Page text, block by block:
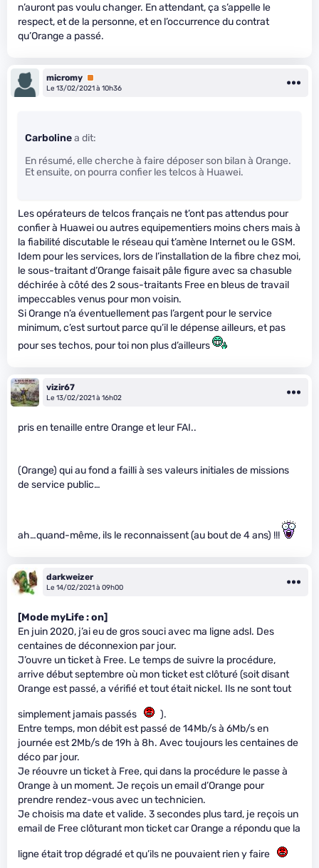
n’auront pas voulu changer. En attendant, ça s’appelle le
respect, et de la personne, et en l’occurrence du contrat
qu’Orange a passé.
micromy Premium
Le 13/02/2021 à 10h36
Carbolinea dit:
En résumé, elle cherche à faire déposer son bilan à Orange.
Et ensuite, on pourra confier les telcos à Huawei.
Les opérateurs de telcos français ne t’ont pas attendus pour
confier à Huawei ou autres equipementiers moins chers mais à
la fiabilité discutable le réseau qui t’amène Internet ou le GSM.
Idem pour les services, lors de l’installation de la fibre chez moi,
le sous-traitant d’Orange faisait pâle figure avec sa chasuble
déchirée à côté des 2 sous-traitants Free en bleus de travail
impeccables venus pour mon voisin.
Si Orange n’a éventuellement pas l’argent pour le service
minimum, c’est surtout parce qu’il le dépense ailleurs, et pas
pour ses techos, pour toi non plus d’ailleurs
vizir67
Le 13/02/2021 à 16h02
pris en tenaille entre Orange et leur FAI..
(Orange) qui au fond a failli à ses valeurs initiales de missions
de service public…
ah…quand-même, ils le reconnaissent (au bout de 4 ans) !!!
darkweizer
Le 14/02/2021 à 09h00
[Mode myLife : on]
En juin 2020, j’ai eu de gros souci avec ma ligne adsl. Des
centaines de déconnexion par jour.
J’ouvre un ticket à Free. Le temps de suivre la procédure,
arrive début septembre où mon ticket est clôturé (soit disant
Orange est passé, a vérifié et tout était nickel. Ils ne sont tout
simplement jamais passés
).
Entre temps, mon débit est passé de 14Mb/s à 6Mb/s en
journée est 2Mb/s de 19h à 8h. Avec toujours les centaines de
déco par jour.
Je réouvre un ticket à Free, qui dans la procédure le passe à
Orange à un moment. Je reçois un email d’Orange pour
prendre rendez-vous avec un technicien.
Je choisis ma date et valide. 3 secondes plus tard, je reçois un
email de Free clôturant mon ticket car Orange a répondu que la
ligne était trop dégradé et qu’ils ne pouvaient rien y faire